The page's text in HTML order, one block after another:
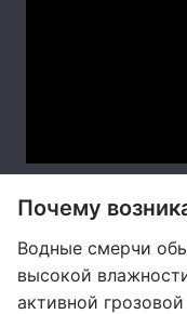
Почему
Водные смерчи
высокой
активной